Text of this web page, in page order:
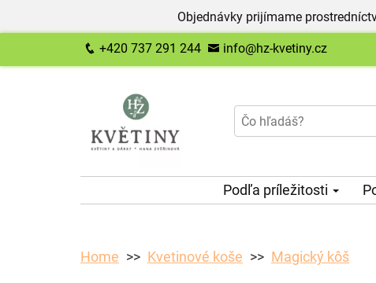
Objednávky prijímame
+420 737 291 244 info@hz-kvetiny.cz
Podľa príležitosti
Home Kvetinové koše Magický kôš